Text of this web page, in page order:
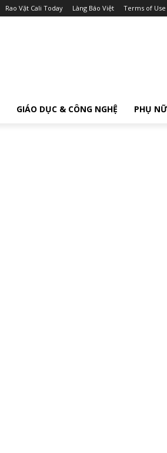
Rao Vặt Cali Today Làng Báo Việt Terms of Use
GIÁO DỤC & CÔNG NGHỆ PHỤ NỮ